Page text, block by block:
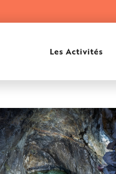
Les Activités